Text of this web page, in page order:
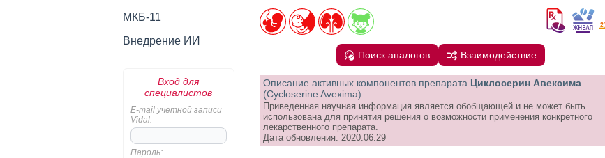
МКБ-11
Внедрение ИИ
Вход для
специалистов
E-mail учетной записи
Vidal:
Пароль:
Поиск аналогов Взаимодействие
Описание активных компонентов препарата Циклосерин Авексима
(Cycloserine Avexima)
Приведенная научная информация является обобщающей и не может быть
использована для принятия решения о возможности применения конкретного
лекарственного препарата.
Дата обновления: 2020.06.29